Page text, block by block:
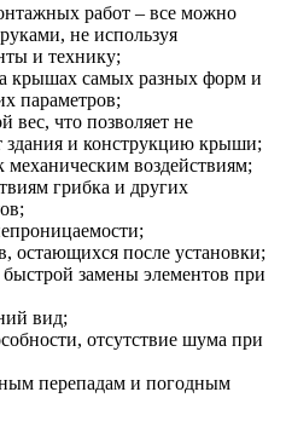
работ – все можно
не используя
и технику;
крышах самых разных форм и
параметров;
вес, что позволяет не
здания и конструкцию крыши;
механическим воздействиям;
грибка и других
остающихся после установки;
замены элементов при
вид;
отсутствие шума при
перепадам и погодным